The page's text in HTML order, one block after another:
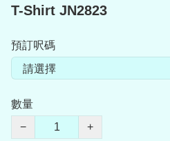
T-Shirt JN2823
預訂呎碼
數量
−
+